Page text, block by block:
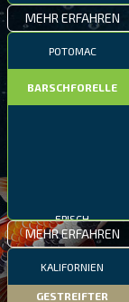
MEHR ERFAHREN
POTOMAC
BARSCHFORELLE
MEHR ERFAHREN
KALIFORNIEN
GESTREIFTER